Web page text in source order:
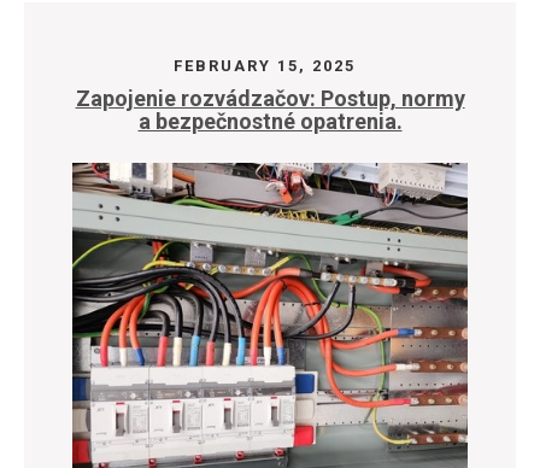
FEBRUARY 15, 2025
Zapojenie rozvádzačov: Postup, normy
a bezpečnostné opatrenia.